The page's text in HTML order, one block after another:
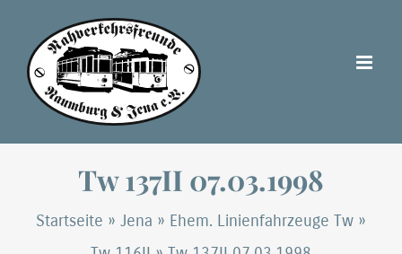
Inhalt
springen
Tw 137II 07.03.1998
Startseite » Jena » Ehem. Linienfahrzeuge Tw »